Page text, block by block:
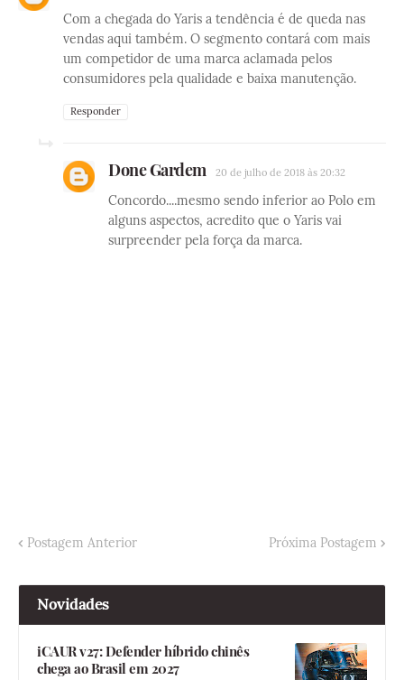
Com a chegada do Yaris a tendência é de queda nas
vendas aqui também. O segmento contará com mais
um competidor de uma marca aclamada pelos
consumidores pela qualidade e baixa manutenção.
Responder
Done Gardem 20 de julho de 2018 às 20:32
Concordo....mesmo sendo inferior ao Polo em
alguns aspectos, acredito que o Yaris vai
surpreender pela força da marca.
Postagem Anterior Próxima Postagem
Novidades
iCAUR v27: Defender híbrido chinês
chega ao Brasil em 2027